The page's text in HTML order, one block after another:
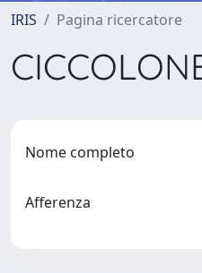
IRIS Pagina ricercatore
Nome completo
Afferenza